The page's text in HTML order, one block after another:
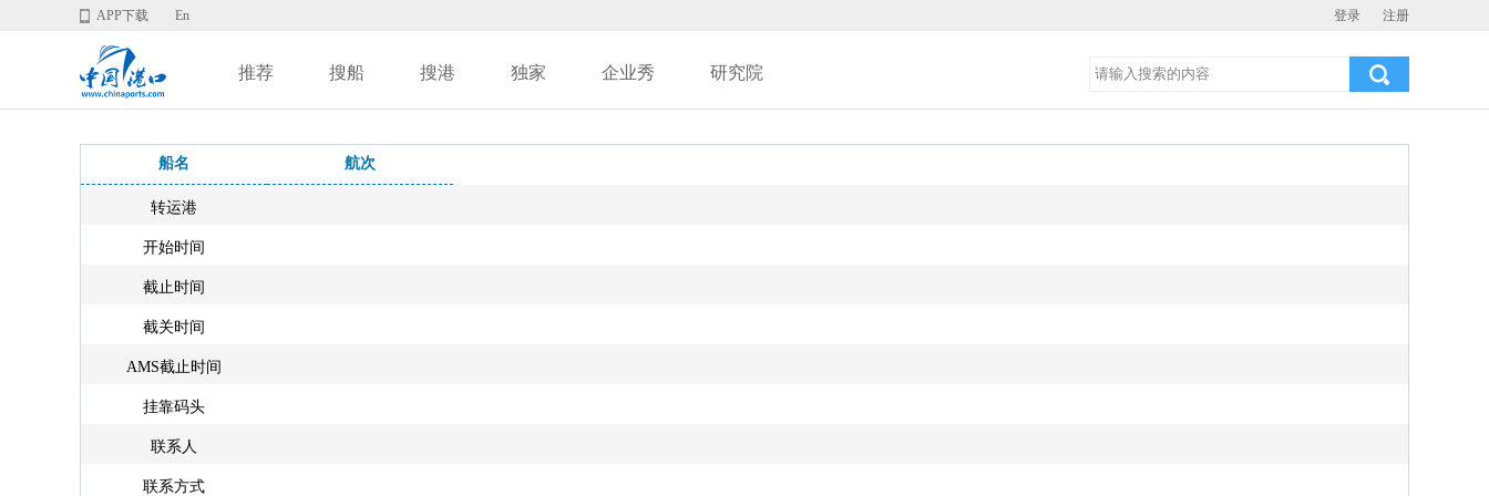
登录 注册
APP下载 En
推荐 搜船 搜港 独家 企业秀 研究院
船名 航次
转运港
开始时间
截止时间
截关时间
AMS截止时间
挂靠码头
联系人
联系方式